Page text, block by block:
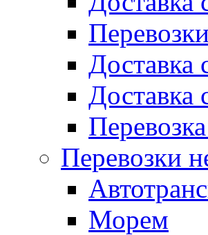
Доставка
Доставка
Перевозки
Морем